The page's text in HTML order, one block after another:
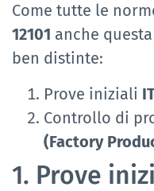
Come tutte le
12101 anche
ben distinte:
Prove iniziali
Controllo di
(Factory
1. Prove